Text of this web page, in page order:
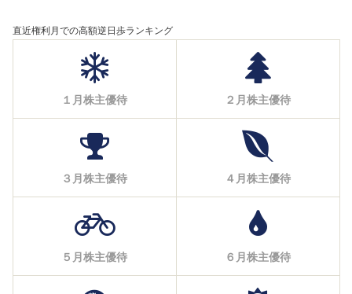
直近権利月での高額逆日歩ランキング
１月株主優待 ２月株主優待
３月株主優待 ４月株主優待
５月株主優待 ６月株主優待